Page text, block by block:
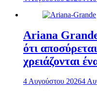
Ariana
ότι
χρειάζονται
4 Αυγούστου 20264